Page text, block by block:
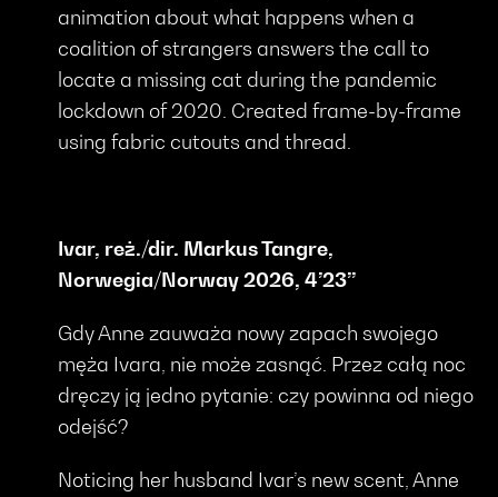
animation about what happens when a
coalition of strangers answers the call to
locate a missing cat during the pandemic
lockdown of 2020. Created frame-by-frame
using fabric cutouts and thread.
Ivar, reż./dir. Markus Tangre,
Norwegia/Norway 2026, 4’23’’
Gdy Anne zauważa nowy zapach swojego
męża Ivara, nie może zasnąć. Przez całą noc
dręczy ją jedno pytanie: czy powinna od niego
odejść?
Noticing her husband Ivar’s new scent, Anne